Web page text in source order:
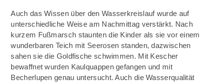
Auch das Wissen über den Wasserkreislauf wurde auf
unterschiedliche Weise am Nachmittag verstärkt. Nach
kurzem Fußmarsch staunten die Kinder als sie vor einem
wunderbaren Teich mit Seerosen standen, dazwischen
sahen sie die Goldfische schwimmen. Mit Kescher
bewaffnet wurden Kaulquappen gefangen und mit
Becherlupen genau untersucht. Auch die Wasserqualität